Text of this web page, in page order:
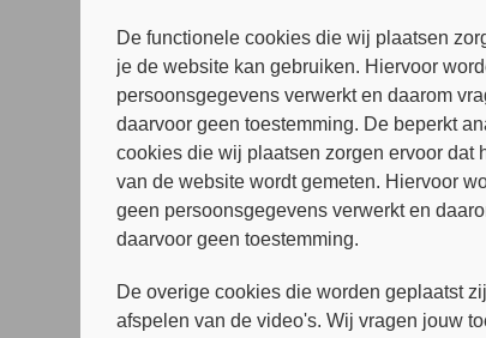
De functionele cookies die wij plaatsen
je de website kan gebruiken. Hiervoor
persoonsgegevens verwerkt en daarom
daarvoor geen toestemming. De beperkt
cookies die wij plaatsen zorgen ervoor dat
van de website wordt gemeten. Hiervoor
geen persoonsgegevens verwerkt en
daarvoor geen toestemming.
De overige cookies die worden geplaatst
afspelen van de video's. Wij vragen jouw